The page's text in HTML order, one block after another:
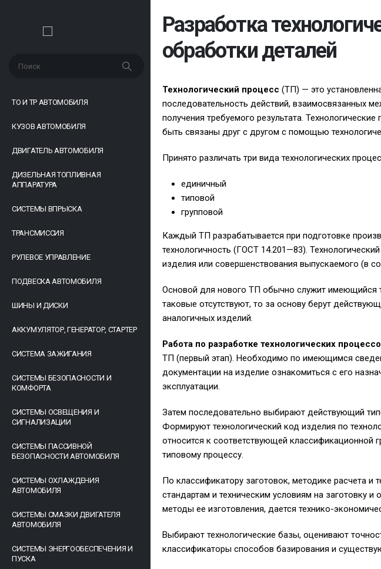
ТО И ТР АВТОМОБИЛЯ
КУЗОВ АВТОМОБИЛЯ
ДВИГАТЕЛЬ АВТОМОБИЛЯ
ДИЗЕЛЬНАЯ ТОПЛИВНАЯ
АППАРАТУРА
СИСТЕМЫ ВПРЫСКА
ТРАНСМИССИЯ
РУЛЕВОЕ УПРАВЛЕНИЕ
ПОДВЕСКА АВТОМОБИЛЯ
ШИНЫ И ДИСКИ
АККУМУЛЯТОР, ГЕНЕРАТОР, СТАРТЕР
СИСТЕМА ЗАЖИГАНИЯ
СИСТЕМЫ БЕЗОПАСНОСТИ И
КОМФОРТА
СИСТЕМЫ ОСВЕЩЕНИЯ И
СИГНАЛИЗАЦИИ
СИСТЕМЫ ПАССИВНОЙ
БЕЗОПАСНОСТИ АВТОМОБИЛЯ
СИСТЕМЫ ОХЛАЖДЕНИЯ
АВТОМОБИЛЯ
СИСТЕМЫ СМАЗКИ ДВИГАТЕЛЯ
АВТОМОБИЛЯ
СИСТЕМЫ ЭНЕРГООБЕСПЕЧЕНИЯ И
ПУСКА
Разработка
обработки деталей
Технологический процесс (ТП) — это
последовательность действий, взаимосвязанных
получения требуемого результата.
быть связаны друг с другом с помощью
Принято различать три вида технологических
единичный
типовой
групповой
Каждый ТП разрабатывается при подготовке
технологичность (ГОСТ 14.201—83).
изделия или совершенствования выпускаемого (в
Основой для нового ТП обычно служит имеющийся
таковые отсутствуют, то за основу берут
аналогичных изделий.
Работа по разработке технологических
ТП (первый этап). Необходимо по имеющимся
документации на изделие ознакомиться с его
эксплуатации.
Затем последовательно выбирают действующий
Формируют технологический код изделия по
относится к соответствующей классификационной
типовому процессу.
По классификатору заготовок, методике расчета
стандартам и техническим условиям на заготовку
методы ее изготовления, дается технико-
Выбирают технологические базы, оценивают
классификаторы способов базирования и